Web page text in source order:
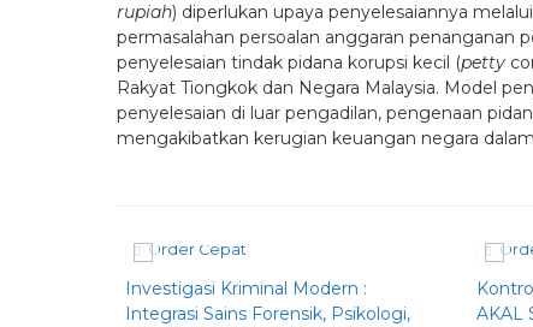
rupiah) diperlukan upaya penyelesaiannya
permasalahan persoalan anggaran penanganan
penyelesaian tindak pidana korupsi kecil (petty
Rakyat Tiongkok dan Negara Malaysia. Model
penyelesaian di luar pengadilan, pengenaan
mengakibatkan kerugian keuangan negara
Order Cepat
Investigasi Kriminal Modern :
Integrasi Sains Forensik, Psikologi,
AKAL